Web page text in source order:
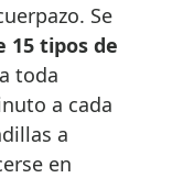
Se
15 tipos de
toda
a cada
a
en